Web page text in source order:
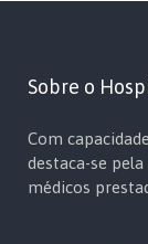
Sobre o
Com
destaca-se
médicos